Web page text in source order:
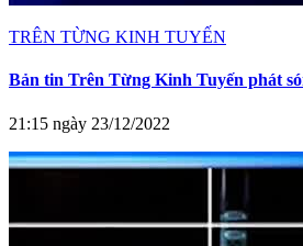
TRÊN TỪNG KINH TUYẾN
Bản tin Trên Từng Kinh Tuyến phát
21:15 ngày 23/12/2022